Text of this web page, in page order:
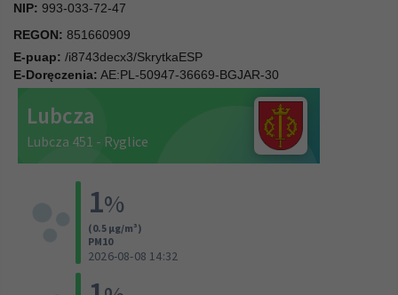
NIP: 993-033-72-47
REGON: 851660909
E-puap: /i8743decx3/SkrytkaESP
E-Doręczenia: AE:PL-50947-36669-BGJAR-30